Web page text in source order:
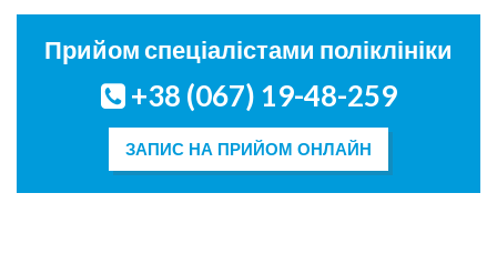
Прийом спеціалістами поліклініки
+38 (067) 19-48-259
ЗАПИС НА ПРИЙОМ ОНЛАЙН